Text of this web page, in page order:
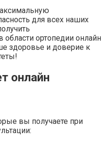
для всех наших
ортопедии онлайн
здоровье и доверие к
онлайн
вы получаете при